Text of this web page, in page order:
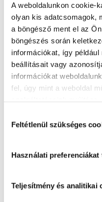
A weboldalunkon cookie-
olyan kis adatcsomagok,
a böngésző ment el az
böngészés során
információkat, így
beállításait vagy
információkat
fel, úgy mint a weboldal
szabott ajánlatok
elemzése. A
különösen a Google
azok letiltásáról az
gombra kattintva
használati
kiválasztása
Feltétlenül szükséges
Használati
Teljesítmény és analitikai
Email
Keresztnév